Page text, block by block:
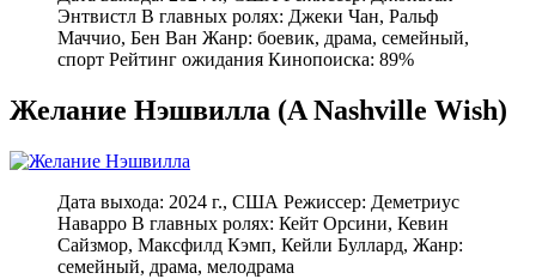
Энтвистл В главных ролях: Джеки Чан, Ральф
Маччио, Бен Ван Жанр: боевик, драма, семейный,
спорт Рейтинг ожидания Кинопоиска: 89%
Желание Нэшвилла (A Nashville Wish)
Дата выхода: 2024 г., США Режиссер: Деметриус
Наварро В главных ролях: Кейт Орсини, Кевин
Сайзмор, Максфилд Кэмп, Кейли Буллард, Жанр:
семейный, драма, мелодрама